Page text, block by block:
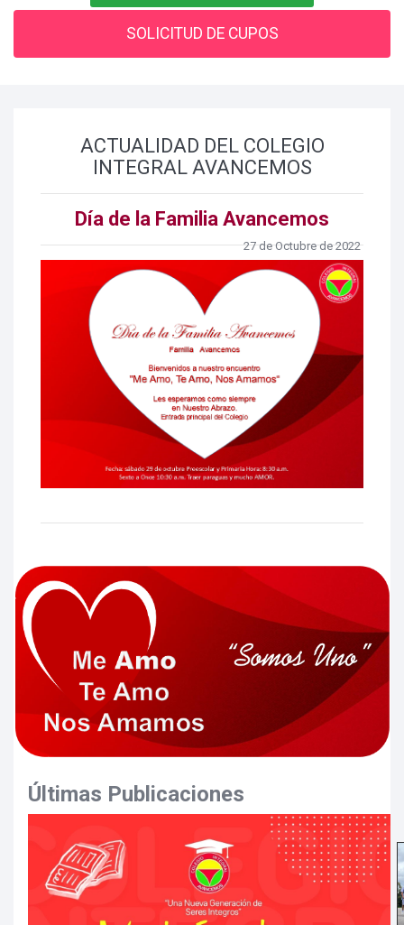
SOLICITUD DE CUPOS
ACTUALIDAD DEL COLEGIO
INTEGRAL AVANCEMOS
Día de la Familia Avancemos
27 de Octubre de 2022
Últimas Publicaciones